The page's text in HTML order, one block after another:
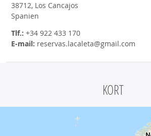
38712, Los Cancajos
Spanien
Tlf.: +34 922 433 170
E-mail: reservas.lacaleta@gmail.com
KORT